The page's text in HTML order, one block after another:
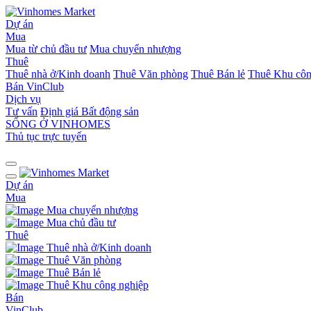
Dự án
Mua
Mua từ chủ đầu tư Mua chuyển nhượng
Thuê
Thuê nhà ở/Kinh doanh Thuê Văn phòng Thuê Bán lẻ Thuê Khu
Bán VinClub
Dịch vụ
Tư vấn Định giá Bất động sản
SỐNG Ở VINHOMES
Thủ tục trực tuyến
Dự án
Mua
Mua chuyển nhượng
Mua chủ đầu tư
Thuê
Thuê nhà ở/Kinh doanh
Thuê Văn phòng
Thuê Bán lẻ
Thuê Khu công nghiệp
Bán